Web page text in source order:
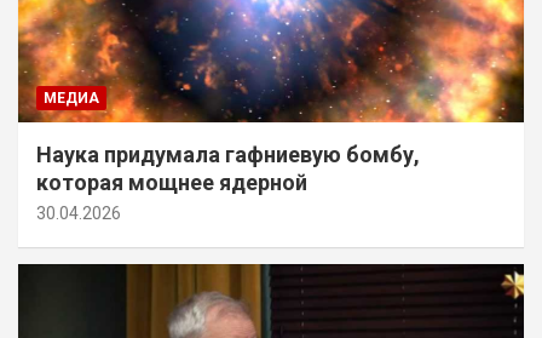
МЕДИА
Наука придумала гафниевую бомбу,
которая мощнее ядерной
30.04.2026